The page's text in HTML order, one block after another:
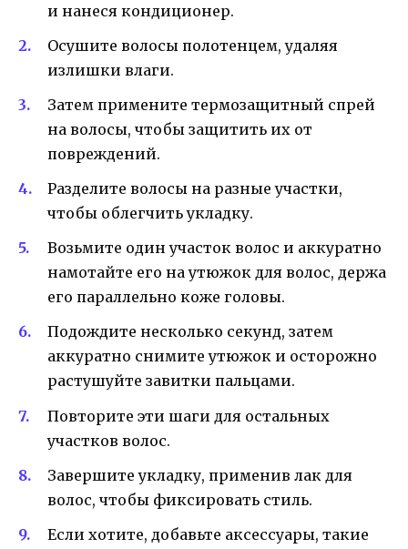
и нанеся кондиционер.
Осушите волосы полотенцем, удаляя
излишки влаги.
Затем примените термозащитный спрей
на волосы, чтобы защитить их от
повреждений.
Разделите волосы на разные участки,
чтобы облегчить укладку.
Возьмите один участок волос и аккуратно
намотайте его на утюжок для волос, держа
его параллельно коже головы.
Подождите несколько секунд, затем
аккуратно снимите утюжок и осторожно
растушуйте завитки пальцами.
Повторите эти шаги для остальных
участков волос.
Завершите укладку, применив лак для
волос, чтобы фиксировать стиль.
Если хотите, добавьте аксессуары, такие